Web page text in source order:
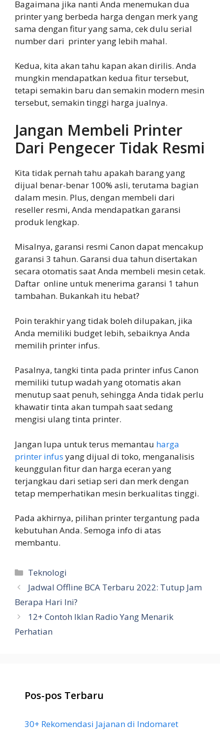
Bagaimana jika nanti Anda menemukan dua
printer yang berbeda harga dengan merk yang
sama dengan fitur yang sama, cek dulu serial
number dari printer yang lebih mahal.
Kedua, kita akan tahu kapan akan dirilis. Anda
mungkin mendapatkan kedua fitur tersebut,
tetapi semakin baru dan semakin modern mesin
tersebut, semakin tinggi harga jualnya.
Jangan Membeli Printer
Dari Pengecer Tidak Resmi
Kita tidak pernah tahu apakah barang yang
dijual benar-benar 100% asli, terutama bagian
dalam mesin. Plus, dengan membeli dari
reseller resmi, Anda mendapatkan garansi
produk lengkap.
Misalnya, garansi resmi Canon dapat mencakup
garansi 3 tahun. Garansi dua tahun disertakan
secara otomatis saat Anda membeli mesin cetak.
Daftar online untuk menerima garansi 1 tahun
tambahan. Bukankah itu hebat?
Poin terakhir yang tidak boleh dilupakan, jika
Anda memiliki budget lebih, sebaiknya Anda
memilih printer infus.
Pasalnya, tangki tinta pada printer infus Canon
memiliki tutup wadah yang otomatis akan
menutup saat penuh, sehingga Anda tidak perlu
khawatir tinta akan tumpah saat sedang
mengisi ulang tinta printer.
Jangan lupa untuk terus memantau harga
printer infus yang dijual di toko, menganalisis
keunggulan fitur dan harga eceran yang
terjangkau dari setiap seri dan merk dengan
tetap memperhatikan mesin berkualitas tinggi.
Pada akhirnya, pilihan printer tergantung pada
kebutuhan Anda. Semoga info di atas
membantu.
Kategori
Teknologi
Jadwal Offline BCA Terbaru 2022: Tutup Jam
Berapa Hari Ini?
12+ Contoh Iklan Radio Yang Menarik
Perhatian
Pos-pos Terbaru
30+ Rekomendasi Jajanan di Indomaret